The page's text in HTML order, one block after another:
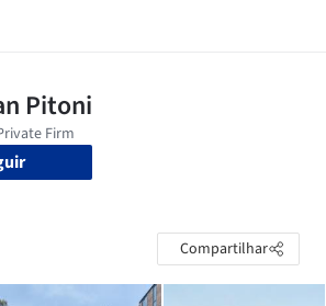
Compartilhar